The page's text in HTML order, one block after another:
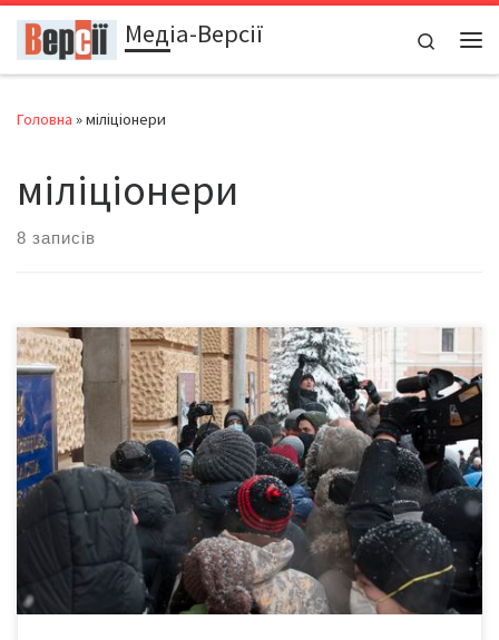
Перейти до вмістуМедіа-Версії
Search
Головна »міліціонери
міліціонери
8 записів